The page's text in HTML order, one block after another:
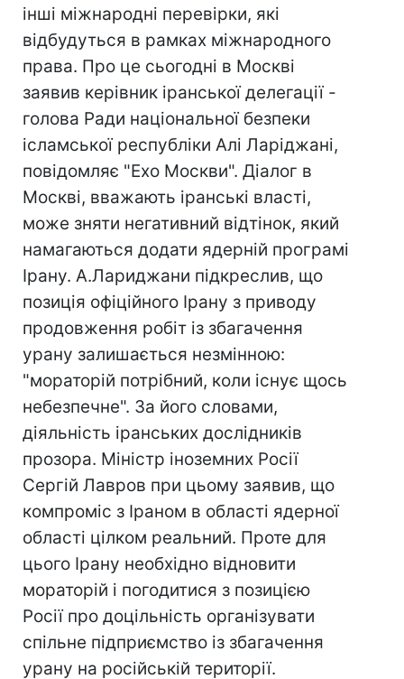
інші міжнародні перевірки, які
відбудуться в рамках міжнародного
права. Про це сьогодні в Москві
заявив керівник іранської делегації -
голова Ради національної безпеки
ісламської республіки Алі Ларіджані,
повідомляє "Ехо Москви". Діалог в
Москві, вважають іранські власті,
може зняти негативний відтінок, який
намагаються додати ядерній програмі
Ірану. А.Лариджани підкреслив, що
позиція офіційного Ірану з приводу
продовження робіт із збагачення
урану залишається незмінною:
"мораторій потрібний, коли існує щось
небезпечне". За його словами,
діяльність іранських дослідників
прозора. Міністр іноземних Росії
Сергій Лавров при цьому заявив, що
компроміс з Іраном в області ядерної
області цілком реальний. Проте для
цього Ірану необхідно відновити
мораторій і погодитися з позицією
Росії про доцільність організувати
спільне підприємство із збагачення
урану на російській території.